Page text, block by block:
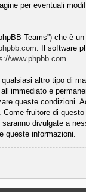
per eventuali
Teams”) che è
. Il software
www.phpbb.com.
altro tipo di
e
queste condizioni.
fruitore di
divulgate a
queste informazioni.